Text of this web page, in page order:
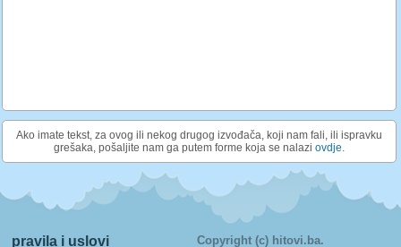
Ako imate tekst, za ovog ili nekog drugog izvođača, koji nam fali, ili ispravku
grešaka, pošaljite nam ga putem forme koja se nalazi ovdje.
pravila i uslovi Copyright (c) hitovi.ba.